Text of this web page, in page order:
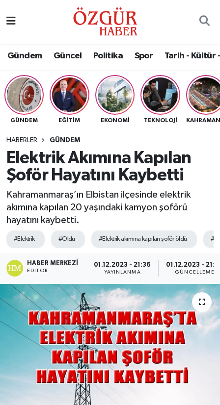
Gündem Güncel Politika Spor Tarih - Kültür
GÜNDEM EĞITIM EKONOMI TEKNOLOJI
HABERLER GÜNDEM
Elektrik Akımına Kapılan
Şoför Hayatını Kaybetti
Kahramanmaraş’ın Elbistan ilçesinde elektrik
akımına kapılan 20 yaşındaki kamyon şoförü
hayatını kaybetti.
#Elektrik #Oldu #Elektrik akımına kapılan şoför öldü
HABER MERKEZI
EDITÖR
01.12.2023 - 21:36
YAYINLANMA
01.12.2023 -
GÜNCELLEME
Eğitim
Ekonomi
Güncel
Gündem
Politika
Sağlık
Spor
Tarih - Kültür - Sanat - Turizm
Yaşam
Nöbetçi Eczaneler
Namaz Vakitleri
Trafik Durumu
Süper Lig Puan Durumu ve Fikstür
Tüm Manşetler
Haber Arşivi